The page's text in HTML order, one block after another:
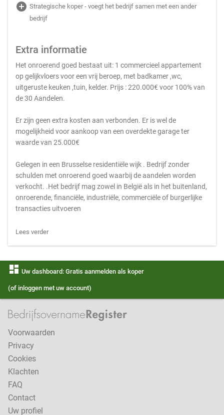
add_circle Strategische koper - voegt het bedrijf samen met een ander
bedrijf
Extra informatie
Het onroerend goed bestaat uit: 1 commercieel appartement
op gelijkvloers voor een vrij beroep, met badkamer ,wc,
uitgeruste keuken ,tuin, kelder. Prijs : 220.000€ voor 100% van
de 30 Aandelen.
Er zijn geen extra kosten aan verbonden. Er is wel de
mogelijkheid voor aankoop van een overdekte garage ter
waarde van 25.000€
Gelegen in een Brusselse residentiële wijk . Bedrijf zonder
schulden met onroerend goed waarbij de aandelen worden
verkocht. .Het bedrijf mag zowel in België als in het buitenland,
onroerende, financiële, industriële, commerciële of burgerlijke
transacties uitvoeren
Lees verder
dashboard Uw dashboard: Gratis aanmelden als koper
(of inloggen met uw account)
Voorwaarden
Privacy
Cookies
Klachten
FAQ
Contact
Uw profiel